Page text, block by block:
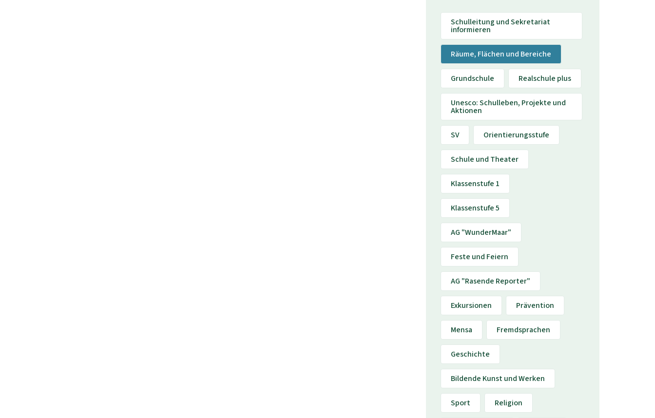
Schulleitung und Sekretariat
informieren
Räume, Flächen und Bereiche
Grundschule Realschule plus
Unesco: Schulleben, Projekte und
Aktionen
SV Orientierungsstufe
Schule und Theater
Klassenstufe 1
Klassenstufe 5
AG "WunderMaar"
Feste und Feiern
AG "Rasende Reporter"
Exkursionen Prävention
Mensa Fremdsprachen
Geschichte
Bildende Kunst und Werken
Sport Religion